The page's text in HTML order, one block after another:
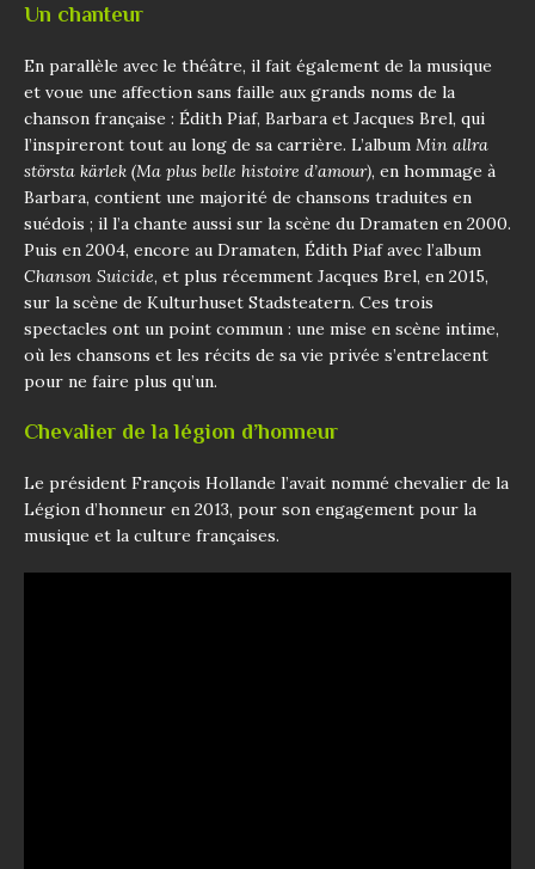
Un chanteur
En parallèle avec le théâtre, il fait également de la musique
et voue une affection sans faille aux grands noms de la
chanson française : Édith Piaf, Barbara et Jacques Brel, qui
l’inspireront tout au long de sa carrière. L’album Min allra
största kärlek (Ma plus belle histoire d’amour), en hommage à
Barbara, contient une majorité de chansons traduites en
suédois ; il l’a chante aussi sur la scène du Dramaten en 2000.
Puis en 2004, encore au Dramaten, Édith Piaf avec l’album
Chanson Suicide, et plus récemment Jacques Brel, en 2015,
sur la scène de Kulturhuset Stadsteatern. Ces trois
spectacles ont un point commun : une mise en scène intime,
où les chansons et les récits de sa vie privée s’entrelacent
pour ne faire plus qu’un.
Chevalier de la légion d’honneur
Le président François Hollande l’avait nommé chevalier de la
Légion d’honneur en 2013, pour son engagement pour la
musique et la culture françaises.